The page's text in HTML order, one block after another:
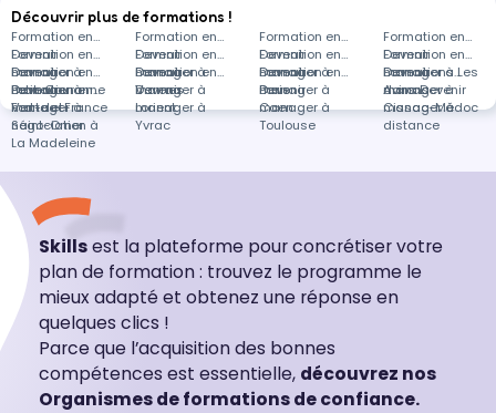
mieux accompagner, guider et inspirer les autres.
Au cours de cette formation, vous découvrirez
comment utiliser le PCM…
Découvrir plus de formations !
Formation en
Devenir
manager à
Petit-Couronne
Formation en
Devenir
manager à
Vannes
Formation en
Devenir
manager à
Paris
Formation en
Devenir
manager à Les
Avirons
Formation en
Devenir
manager à
Fort-de-France
Formation en
Devenir
manager à
Lorient
Formation en
Devenir
manager à
Caen
Formation en
Devenir
manager à
Cissac-Médoc
Formation en
Devenir
manager à
Saint-Omer
Formation en
Devenir
manager à
Yvrac
Formation en
Devenir
manager à
Toulouse
Formations
dans Devenir
manager à
distance
Formation en
Vente et
négociation à
La Madeleine
Skillsest la plateforme pour concrétiser votre
plan de formation : trouvez le programme le
mieux adapté et obtenez une réponse en
quelques clics !
Parce que l’acquisition des bonnes
compétences est essentielle, découvrez nos
Organismes de formations de confiance.